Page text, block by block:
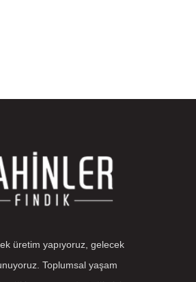
üretim yapıyoruz, gelecek
Toplumsal yaşam